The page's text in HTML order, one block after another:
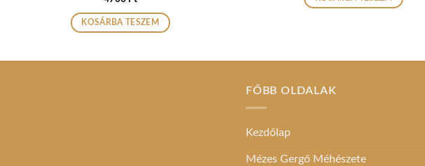
KOSÁRBA TESZEM
FŐBB OLDALAK
Kezdőlap
Mézes Gergő Méhészete